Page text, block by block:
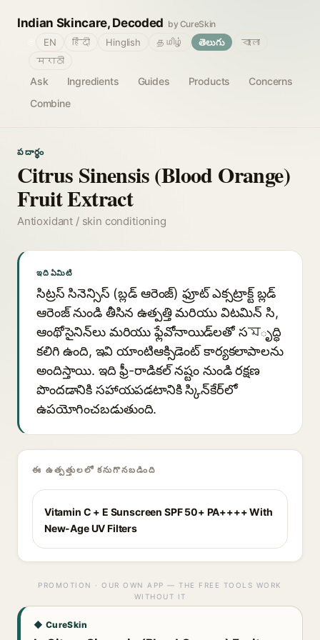
Indian Skincare, Decoded by CureSkin
Ask Ingredients Guides Products
Concerns
Combine
EN हिंदी Hinglish தமிழ் తెలుగు
বাংলা
मराठी
పదార్థం
Citrus Sinensis (Blood Orange)
Fruit Extract
Antioxidant / skin conditioning
ఇది ఏమిటి
సిట్రస్ సినెన్సిస్ (బ్లడ్ ఆరెంజ్) ఫ్రూట్ ఎక్సట్రాక్ట్ బ్లడ్
ఆరెంజ్ నుండి తీసిన ఉత్పత్తి మరియు విటమిన్ సి,
ఆంథోసైనిన్‌లు మరియు ఫ్లేవోనాయిడ్‌లతో సমృద్ధి
కలిగి ఉంది, ఇవి యాంటిఆక్సిడెంట్ కార్యకలాపాలను
అందిస్తాయి. ఇది ఫ్రీ-రాడికల్ నష్టం నుండి రక్షణ
పొందడానికి సహాయపడటానికి స్కిన్‌కేర్‌లో
ఉపయోగించబడుతుంది.
ఈ ఉత్పత్తులలో కనుగొనబడింది
Vitamin C + E Sunscreen SPF 50+ PA++++ With
New-Age UV Filters
PROMOTION · OUR OWN APP — THE FREE TOOLS WORK
WITHOUT IT
◆ CureSkin